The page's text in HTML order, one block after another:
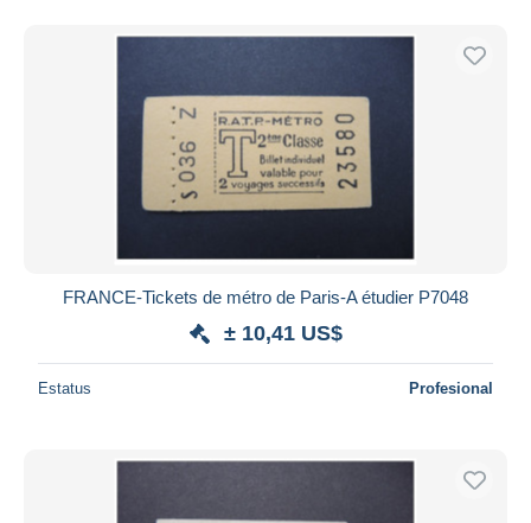
FRANCE-Tickets de métro de Paris-A étudier P7048
± 10,41 US$
Estatus Profesional